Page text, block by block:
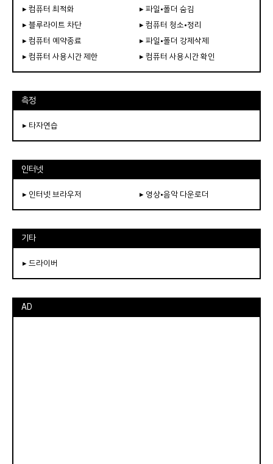
▸ 컴퓨터 최적화
▸ 파일•폴더 숨김
▸ 블루라이트 차단
▸ 컴퓨터 청소•정리
▸ 컴퓨터 예약종료
▸ 파일•폴더 강제삭제
▸ 컴퓨터 사용시간 제한
▸ 컴퓨터 사용시간 확인
측정
▸ 타자연습
인터넷
▸ 인터넷 브라우저 ▸ 영상•음악 다운로더
기타
▸ 드라이버
AD